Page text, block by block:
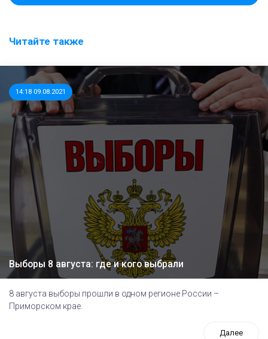
Читайте также
14:18 09.08.2021
Выборы 8 августа: где и кого выбрали
8 августа выборы прошли в одном регионе России –
Приморском крае.
Далее